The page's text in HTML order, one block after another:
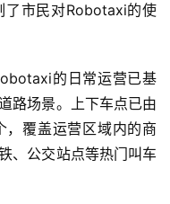
了市民对Robotaxi的使
的日常运营已基
路场景。上下车点已由
，覆盖运营区域内的商
、公交站点等热门叫车